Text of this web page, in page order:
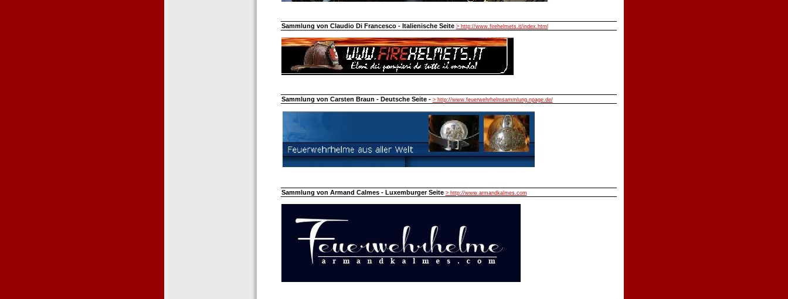
Sammlung von Claudio Di Francesco - Italienische Seite > http://www.firehelmets.it/index.html
Sammlung von Carsten Braun - Deutsche Seite - > http://www.feuerwehrhelmsammlung.npage.de/
Sammlung von Armand Calmes - Luxemburger Seite > http://www.armandkalmes.com